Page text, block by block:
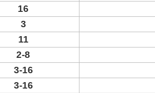
16
3
11
2-8
3-16
3-16